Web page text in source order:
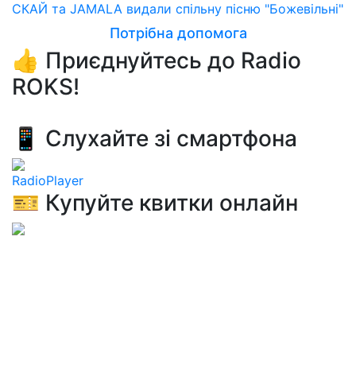
СКАЙ та JAMALA видали спільну пісню "Божевільні"
Потрібна допомога
👍 Приєднуйтесь до Radio
ROKS!
📱 Слухайте зі смартфона
RadioPlayer
🎫 Купуйте квитки онлайн